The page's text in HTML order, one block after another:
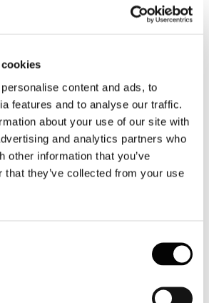
content and ads, to
features and to analyse our traffic.
about your use of our site with
and analytics partners who
other information that you’ve
that they’ve collected from your use